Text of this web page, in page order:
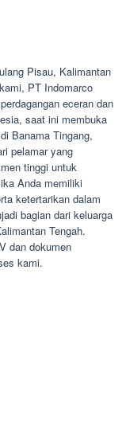
Pisau, Kalimantan
PT Indomarco
eceran dan
saat ini membuka
Banama Tingang,
pelamar yang
tinggi untuk
Anda memiliki
ketertarikan dalam
bagian dari keluarga
Tengah.
dan dokumen
kami.